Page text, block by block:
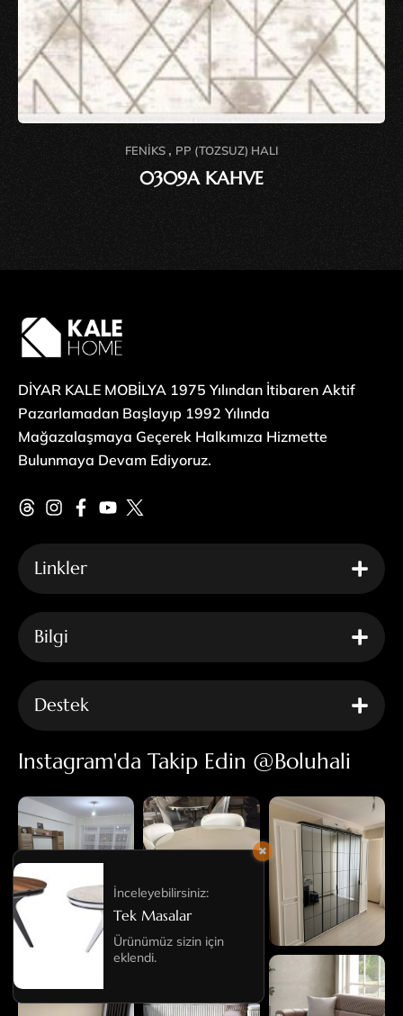
FENIKS , PP (TOZSUZ) HALI
0309A KAHVE
DİYAR KALE MOBİLYA 1975 Yılından İtibaren Aktif
Pazarlamadan Başlayıp 1992 Yılında
Mağazalaşmaya Geçerek Halkımıza Hizmette
Bulunmaya Devam Ediyoruz.
Linkler
Bilgi
Destek
Instagram'da Takip Edin @boluhali